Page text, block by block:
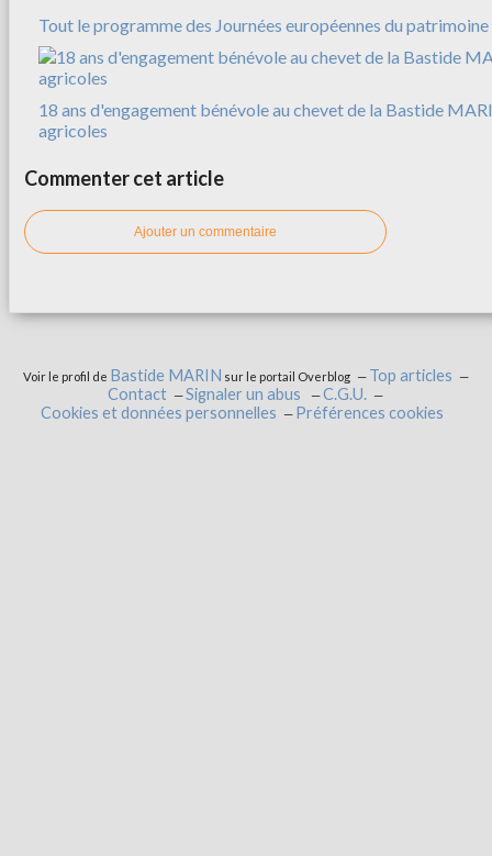
Tout le programme des Journées européennes du
18 ans d'engagement bénévole au chevet de la Bastide
agricoles
Commenter cet article
Ajouter un commentaire
Voir le profil de Bastide MARIN sur le portail Overblog
Top articles
Contact
Signaler un abus
C.G.U.
Cookies et données personnelles
Préférences cookies